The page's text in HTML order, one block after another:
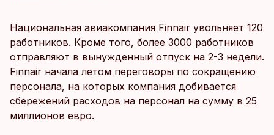
Национальная авиакомпания Finnair увольняет 120
работников. Кроме того, более 3000 работников
отправляют в вынужденный отпуск на 2-3 недели.
Finnair начала летом переговоры по сокращению
персонала, на которых компания добивается
сбережений расходов на персонал на сумму в 25
миллионов евро.